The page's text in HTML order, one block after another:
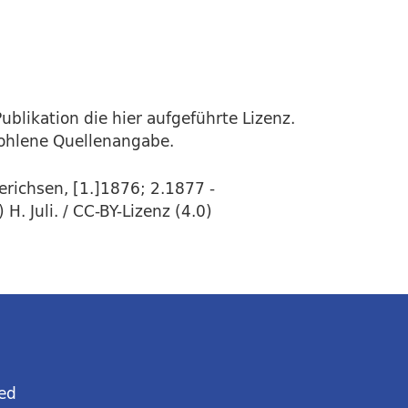
die hier aufgeführte Lizenz.
Quellenangabe.
[1.]1876; 2.1877 -
Juli. / CC-BY-Lizenz (4.0)